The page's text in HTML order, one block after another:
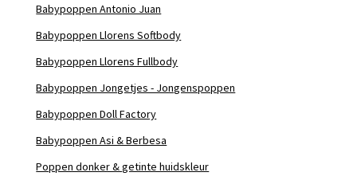
Babypoppen Antonio Juan
Babypoppen Llorens Softbody
Babypoppen Llorens Fullbody
Babypoppen Jongetjes - Jongenspoppen
Babypoppen Doll Factory
Babypoppen Asi & Berbesa
Poppen donker & getinte huidskleur